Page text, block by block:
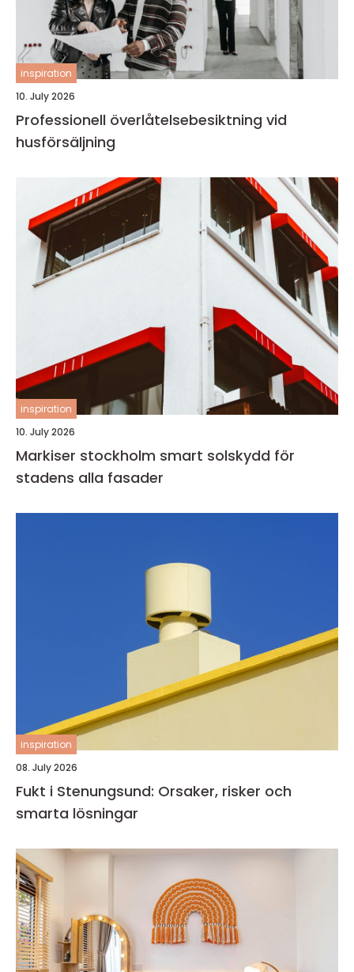
inspiration
10. July 2026
Professionell överlåtelsebesiktning vid
husförsäljning
inspiration
10. July 2026
Markiser stockholm smart solskydd för
stadens alla fasader
inspiration
08. July 2026
Fukt i Stenungsund: Orsaker, risker och
smarta lösningar